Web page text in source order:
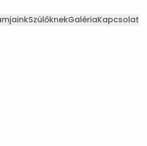
SzülőknekGalériaKapcsolat